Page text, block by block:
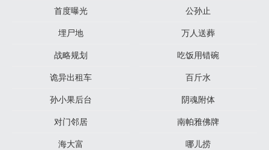
首度曝光
公孙止
埋尸地
万人送葬
战略规划
吃饭用错碗
诡异出租车
百斤水
孙小果后台
阴魂附体
对门邻居
南帕雅佛牌
海大富
哪儿捞